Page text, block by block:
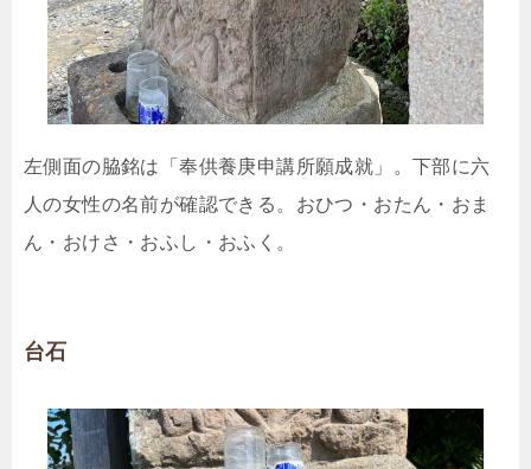
左側面の脇銘は「奉供養庚申講所願成就」。下部に六
人の女性の名前が確認できる。おひつ・おたん・おま
ん・おけさ・おふし・おふく。
台石